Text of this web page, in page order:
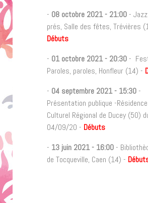
- 08 octobre 2021- 21:00 -
prés, Salle des fêtes, Trévières
Débuts
- 01 octobre 2021- 20:30 -
Paroles, paroles, Honfleur (14) -
- 04 septembre 2021- 15:30 -
Présentation publique -
Culturel Régional de Ducey (50)
04/09/20 - Débuts
- 13 juin 2021- 16:00 -
de Tocqueville, Caen (14) -